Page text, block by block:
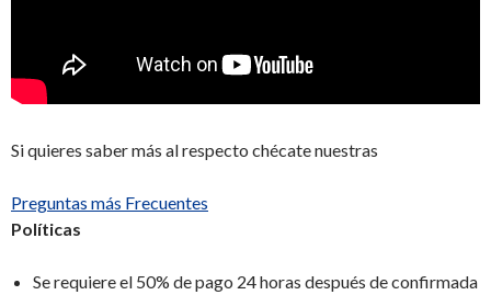
Si quieres saber más al respecto chécate nuestras
Preguntas más Frecuentes
Políticas
Se requiere el 50% de pago 24 horas después de confirmada